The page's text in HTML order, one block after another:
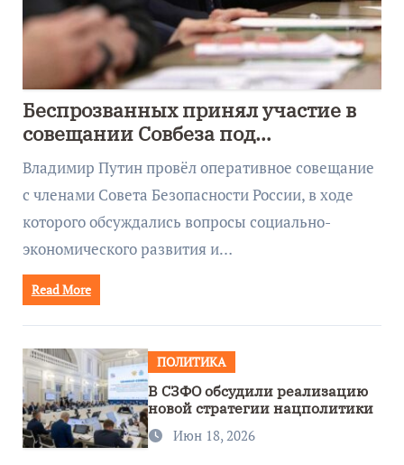
Беспрозванных принял участие в
совещании Совбеза под
руководством Путина
Владимир Путин провёл оперативное совещание
с членами Совета Безопасности России, в ходе
которого обсуждались вопросы социально-
экономического развития и…
Read More
ПОЛИТИКА
В СЗФО обсудили реализацию
новой стратегии нацполитики
Июн 18, 2026